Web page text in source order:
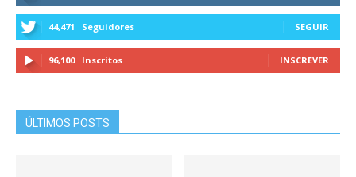
44,471 Seguidores SEGUIR
96,100 Inscritos INSCREVER
ÚLTIMOS POSTS